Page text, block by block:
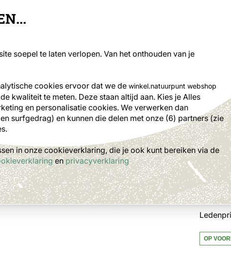
soepel te laten verlopen. Van het onthouden van je
cookies ervoor dat we de winkel.natuurpunt webshop
kwaliteit te meten. Deze staan altijd aan. Kies je Alles
en personalisatie cookies. We verwerken dan
surfgedrag) en kunnen die delen met onze (6) partners (zie
in onze cookieverklaring, die je ook kunt bereiken via de
en privacyverklaring
en -silo's Nestkasten Tuindieren
17,99
OP